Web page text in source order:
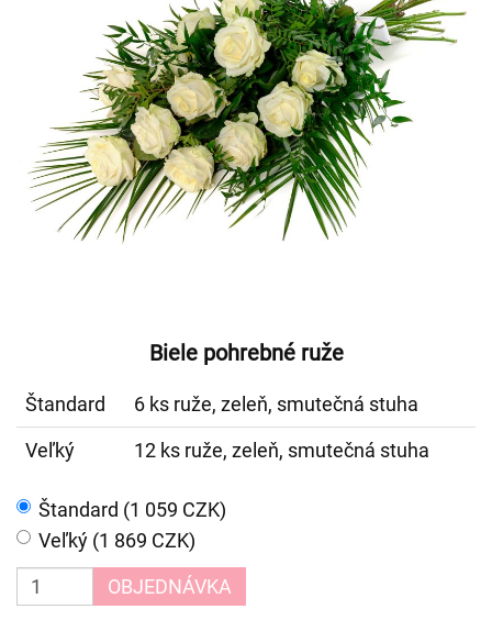
Biele pohrebné ruže
Štandard
6 ks ruže, zeleň, smutečná stuha
Veľký
12 ks ruže, zeleň, smutečná stuha
Štandard (1 059 CZK)
Veľký (1 869 CZK)
OBJEDNÁVKA